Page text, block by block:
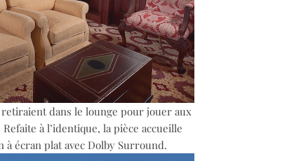
retiraient dans le lounge pour jouer aux
à l’identique, la pièce accueille
écran plat avec Dolby Surround.